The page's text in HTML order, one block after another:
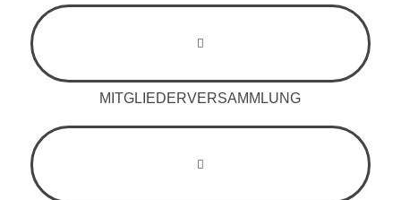
MITGLIEDERVERSAMMLUNG